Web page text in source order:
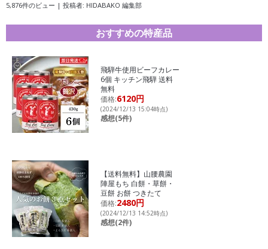
5,876件のビュー | 投稿者: HIDABAKO 編集部
おすすめの特産品
飛騨牛使用ビーフカレー
6個 キッチン飛騨 送料
無料
価格:6120円
(2024/12/13 15:04時点)
感想(5件)
【送料無料】山腰農園
陣屋もち 白餅・草餅・
豆餅 お餅 つきたて
価格:2480円
(2024/12/13 14:52時点)
感想(2件)